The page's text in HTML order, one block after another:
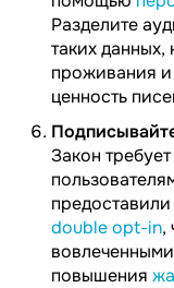
Разделите
таких данных,
проживания и
ценность
Закон
double opt-in,
повышения